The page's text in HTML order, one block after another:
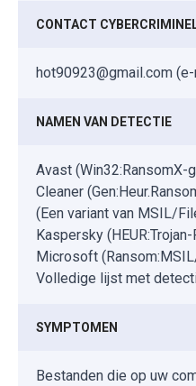
CONTACT
hot90923@gmail.com
NAMEN VAN DETECTIE
Avast (Win32:RansomX-
Cleaner
(Een variant van MSIL/
Kaspersky
Microsoft
Volledige lijst met
SYMPTOMEN
Bestanden die op uw